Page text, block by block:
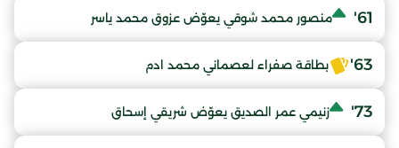
61' منصور محمد شوقي يعوّض عزوق محمد ياسر
63' بطاقة صفراء لعصماني محمد ادم
73' زنيمي عمر الصديق يعوّض شريقي إسحاق